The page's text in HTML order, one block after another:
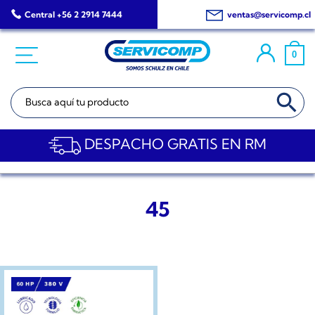
Saltar
al
Central +56 2 2914 7444 ventas@servicomp.cl
0
Buscar: BOTÓN DE
DESPACHO GRATIS EN RM
45